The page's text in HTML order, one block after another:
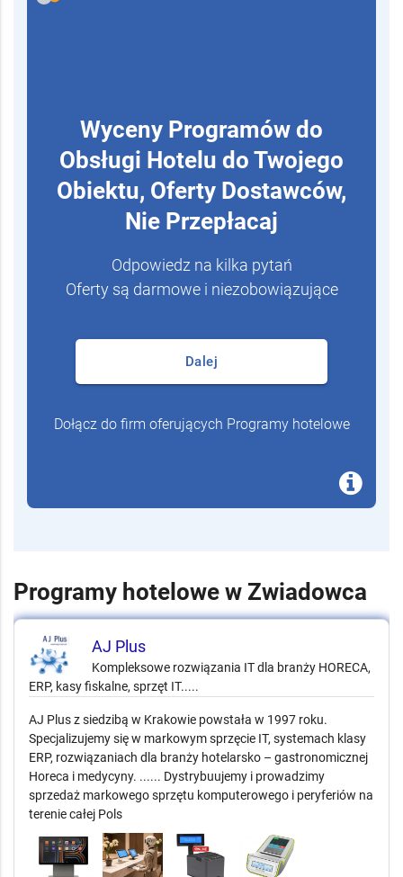
Wyceny Programów do
Obsługi Hotelu do Twojego
Obiektu, Oferty Dostawców,
Nie Przepłacaj
Odpowiedz na kilka pytań
Oferty są darmowe i niezobowiązujące
Dalej
Dołącz do firm oferujących Programy hotelowe
Programy hotelowe w Zwiadowca
AJ Plus
Kompleksowe rozwiązania IT dla branży HORECA,
ERP, kasy fiskalne, sprzęt IT.....
AJ Plus z siedzibą w Krakowie powstała w 1997 roku.
Specjalizujemy się w markowym sprzęcie IT, systemach klasy
ERP, rozwiązaniach dla branży hotelarsko – gastronomicznej
Horeca i medycyny. ...... Dystrybuujemy i prowadzimy
sprzedaż markowego sprzętu komputerowego i peryferiów na
terenie całej Pols